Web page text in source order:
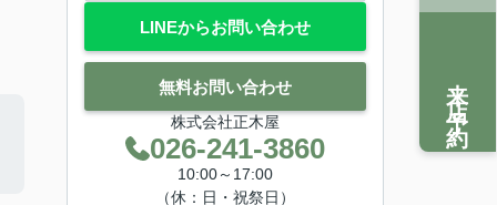
LINEからお問い合わせ
無料お問い合わせ
株式会社正木屋
026-241-3860
10:00～17:00
（休：日・祝祭日）
来店予約